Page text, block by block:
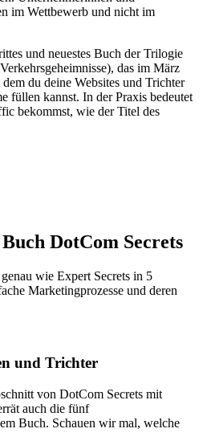
im Wettbewerb und nicht im
und neuestes Buch der Trilogie
das im März
du deine Websites und Trichter
füllen kannst. In der Praxis bedeutet
bekommst, wie der Titel des
DotCom Secrets
wie Expert Secrets in 5
Marketingprozesse und deren
und Trichter
von DotCom Secrets mit
auch die fünf
Buch. Schauen wir mal, welche